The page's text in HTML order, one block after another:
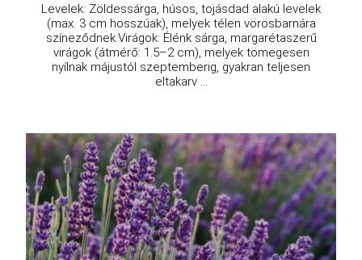
Levelek: Zöldessárga, húsos, tojásdad alakú levelek
(max. 3 cm hosszúak), melyek télen vörösbarnára
színeződnek.Virágok: Élénk sárga, margarétaszerű
virágok (átmérő: 1.5–2 cm), melyek tömegesen
nyílnak májustól szeptemberig, gyakran teljesen
eltakarv ...